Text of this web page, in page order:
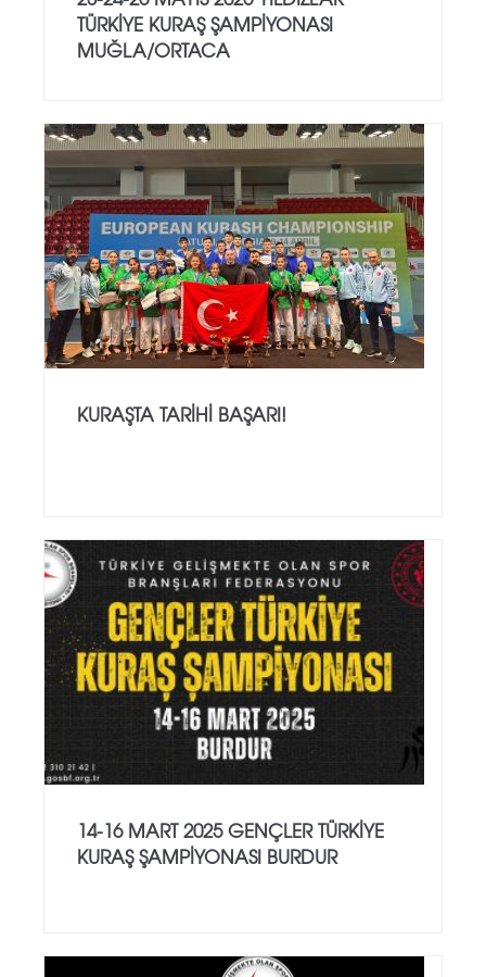
TÜRKİYE KURAŞ ŞAMPİYONASI
MUĞLA/ORTACA
KURAŞTA TARİHİ BAŞARI!
14-16 MART 2025 GENÇLER TÜRKİYE
KURAŞ ŞAMPİYONASI BURDUR